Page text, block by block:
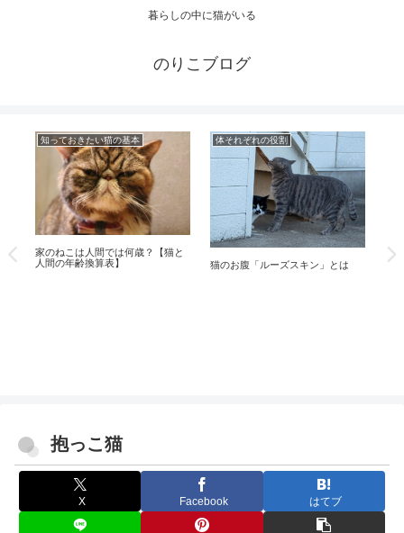
暮らしの中に猫がいる
のりこブログ
知っておきたい猫の基本
家のねこは人間では何歳？【猫と
人間の年齢換算表】
体それぞれの役割
猫のお腹「ルーズスキン」とは
イ
抱っこ猫
X Facebook はてブ